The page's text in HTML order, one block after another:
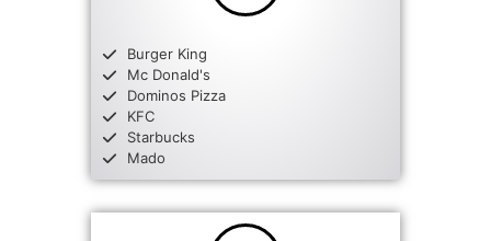
Burger King
Mc Donald's
Dominos Pizza
KFC
Starbucks
Mado